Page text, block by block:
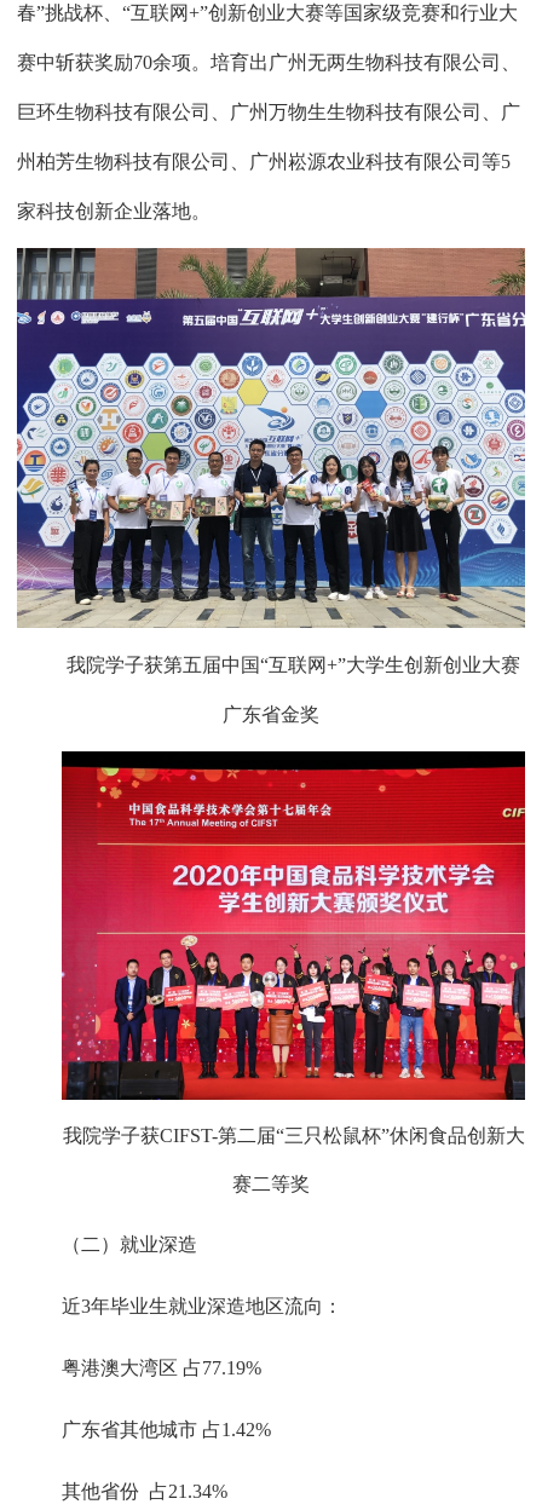
春”挑战杯、“互联网+”创新创业大赛等国家级竞赛和行业大
赛中斩获奖励70余项。培育出广州无两生物科技有限公司、
巨环生物科技有限公司、广州万物生生物科技有限公司、广
州柏芳生物科技有限公司、广州崧源农业科技有限公司等5
家科技创新企业落地。
我院学子获第五届中国“互联网+”大学生创新创业大赛
广东省金奖
我院学子获CIFST-第二届“三只松鼠杯”休闲食品创新大
赛二等奖
（二）就业深造
近3年毕业生就业深造地区流向：
粤港澳大湾区 占77.19%
广东省其他城市 占1.42%
其他省份 占21.34%